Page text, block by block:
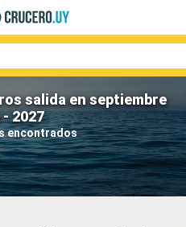
salida en septiembre
2027
encontrados